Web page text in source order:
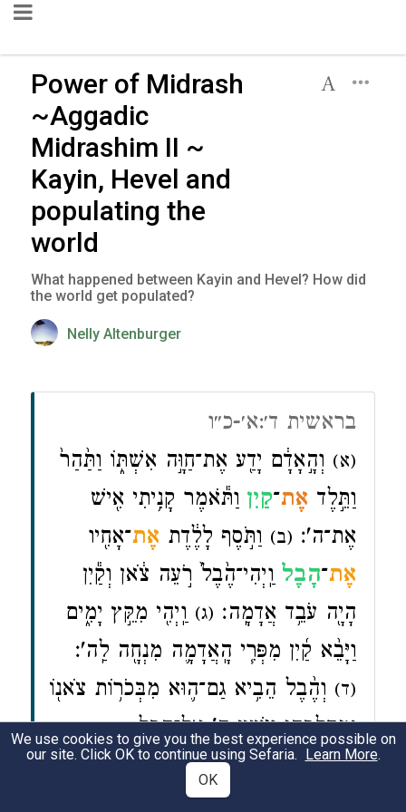
Power of Midrash
~Aggadic
Midrashim II ~
Kayin, Hevel and
populating the
world
What happened between Kayin and Hevel? How did
the world get populated?
Nelly Altenburger
בראשית ד׳:א׳-כ״ו
(א) וְהָ֣אָדָ֔ם יָדַ֖ע אֶת־חַוָּ֣ה אִשְׁתּ֑וֹ וַתַּ֙הַר֙
וַתֵּ֣לֶד אֶת־קַ֔יִן וַתֹּ֕אמֶר קָנִ֥יתִי אִ֖ישׁ
אֶת־ה'׃ (ב) וַתֹּ֣סֶף לָלֶ֔דֶת אֶת־אָחִ֖יו
אֶת־הָ֑בֶלוַֽיְהִי־הֶ֙בֶל֙ רֹ֣עֵה צֹ֔אן וְקַ֕יִן
הָיָ֖ה עֹבֵ֥ד אֲדָמָֽה׃ (ג) וַֽיְהִ֖י מִקֵּ֣ץ יָמִ֑ים
וַיָּבֵ֨א קַ֜יִן מִפְּרִ֧י הָֽאֲדָמָ֛ה מִנְחָ֖ה לַֽה'׃
(ד) וְהֶ֨בֶל הֵבִ֥יא גַם־ה֛וּא מִבְּכֹר֥וֹת צֹאנ֖וֹ
וּמֵֽחֶלְבֵהֶ֑ן וַיִּ֣שַׁע ה' אֶל־הֶ֖בֶל
וְאֶל־מִנְחָתֽוֹ׃ (ה)וְאֶל־קַ֥יִן וְאֶל־מִנְחָת֖וֹ
לֹ֣א שָׁעָ֑ה וַיִּ֤חַר לְקַ֙יִן֙ מְאֹ֔ד וַֽיִּפְּל֖וּ פָּנָֽיו׃
We use cookies to give you the best experience possible on
our site. Click OK to continue using Sefaria. Learn More.
OK